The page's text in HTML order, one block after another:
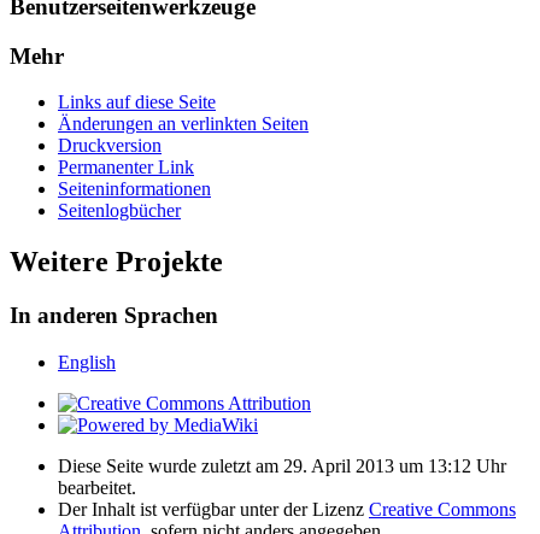
Benutzerseitenwerkzeuge
Mehr
Links auf diese Seite
Änderungen an verlinkten Seiten
Druckversion
Permanenter Link
Seiten­­informationen
Seitenlogbücher
Weitere Projekte
In anderen Sprachen
English
Diese Seite wurde zuletzt am 29. April 2013 um 13:12 Uhr
bearbeitet.
Der Inhalt ist verfügbar unter der Lizenz Creative Commons